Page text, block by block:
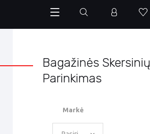
Bagažinės Skersinių
Parinkimas
Markė